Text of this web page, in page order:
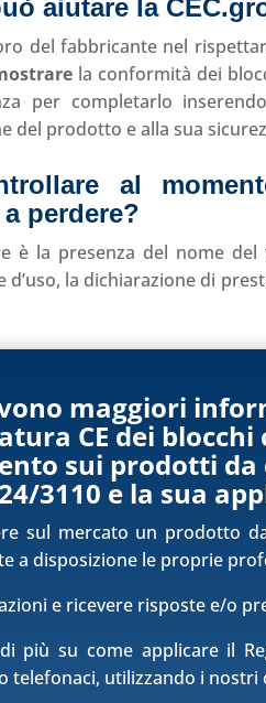
aiutare la
del fabbricante nel
la conformità dei
per completarlo
del prodotto e alla sua
al
perdere?
è la presenza del nome del
la dichiarazione di
maggiori
CE dei blocchi
sui prodotti da
3110 e la sua
sul mercato un prodotto
a disposizione le proprie
e ricevere risposte e/o
più su come applicare il
telefonaci, utilizzando i nostri